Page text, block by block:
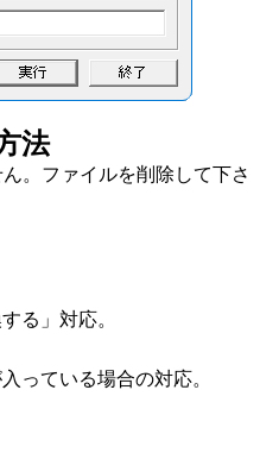
法
。ファイルを削除して下さ
る」対応。
っている場合の対応。